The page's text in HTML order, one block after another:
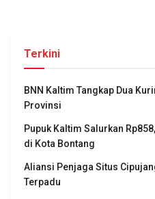
Terkini
BNN Kaltim Tangkap Dua
Provinsi
Pupuk Kaltim Salurkan
di Kota Bontang
Aliansi Penjaga Situs
Terpadu